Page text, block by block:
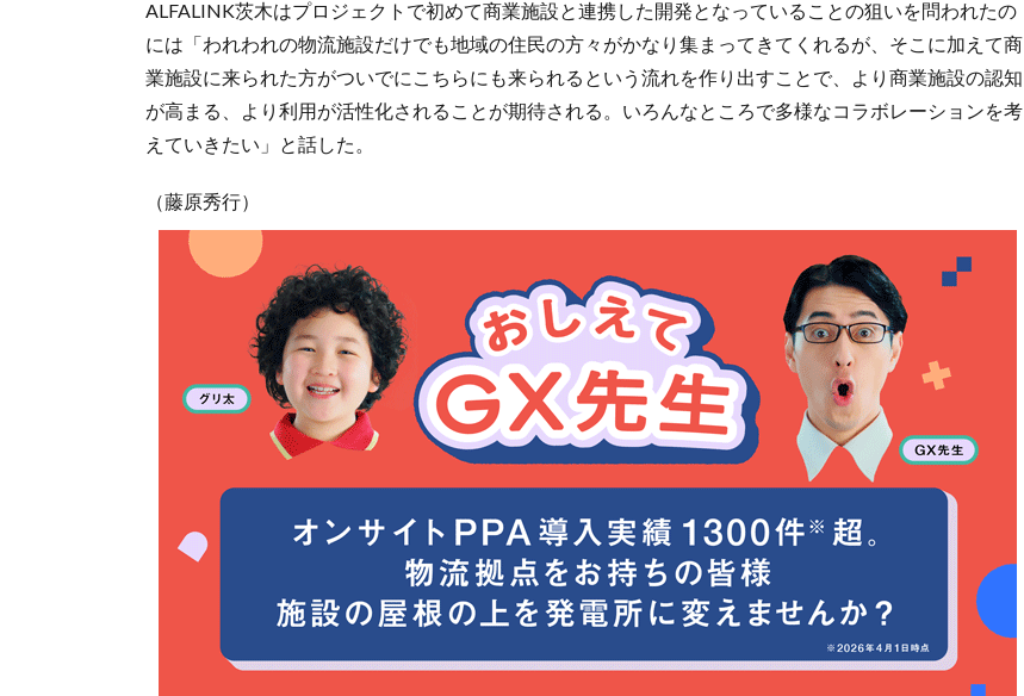
ALFALINK茨木はプロジェクトで初めて商業施設と連携した開発となっていることの狙いを問われたの
には「われわれの物流施設だけでも地域の住民の方々がかなり集まってきてくれるが、そこに加えて商
業施設に来られた方がついでにこちらにも来られるという流れを作り出すことで、より商業施設の認知
が高まる、より利用が活性化されることが期待される。いろんなところで多様なコラボレーションを考
えていきたい」と話した。
（藤原秀行）